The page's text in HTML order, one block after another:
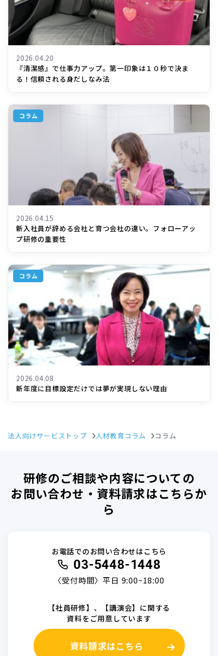
法人向けサービストップ 人材教育コラム コラム
2026.04.20
『清潔感』で仕事力アップ。第一印象は１０秒で決ま
る！信頼される身だしなみ法
コラム
2026.04.15
新入社員が辞める会社と育つ会社の違い。フォローアッ
プ研修の重要性
コラム
2026.04.08
新年度に目標設定だけでは夢が実現しない理由
研修のご相談や内容についての
お問い合わせ・資料請求はこちらか
ら
お電話でのお問い合わせはこちら
03-5448-1448
〈受付時間〉平日 9:00~18:00
【社員研修】、【講演会】に関する
資料をご用意しています
資料請求はこちら